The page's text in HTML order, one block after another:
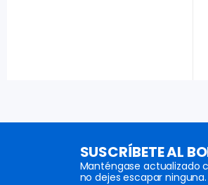
SUSCRÍBETE AL
Manténgase actualizado
no dejes escapar ninguna.